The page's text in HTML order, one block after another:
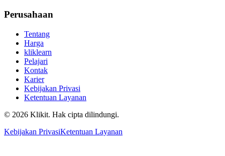
Perusahaan
Tentang
Harga
kliklearn
Pelajari
Kontak
Karier
Kebijakan Privasi
Ketentuan Layanan
© 2026 Klikit. Hak cipta dilindungi.
Kebijakan PrivasiKetentuan Layanan